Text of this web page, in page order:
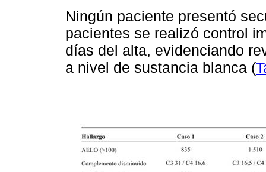
Ningún paciente presentó
pacientes se realizó control
días del alta, evidenciando
a nivel de sustancia blanca (